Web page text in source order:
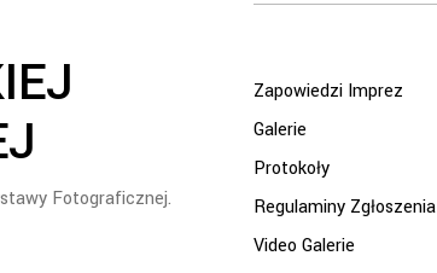
Fotograficznej.
Zapowiedzi Imprez
Galerie
Protokoły
Regulaminy Zgłoszenia
Video Galerie